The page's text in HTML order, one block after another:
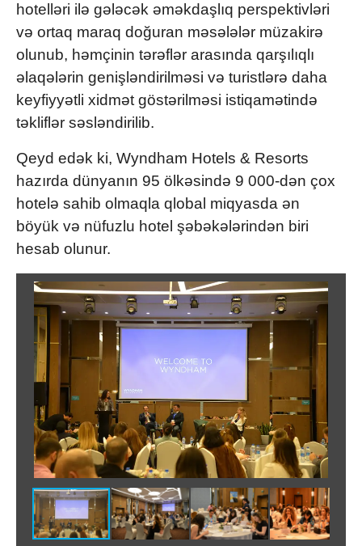
hotelləri ilə gələcək əməkdaşlıq perspektivləri
və ortaq maraq doğuran məsələlər müzakirə
olunub, həmçinin tərəflər arasında qarşılıqlı
əlaqələrin genişləndirilməsi və turistlərə daha
keyfiyyətli xidmət göstərilməsi istiqamətində
təkliflər səsləndirilib.
Qeyd edək ki, Wyndham Hotels & Resorts
hazırda dünyanın 95 ölkəsində 9 000-dən çox
hotelə sahib olmaqla qlobal miqyasda ən
böyük və nüfuzlu hotel şəbəkələrindən biri
hesab olunur.